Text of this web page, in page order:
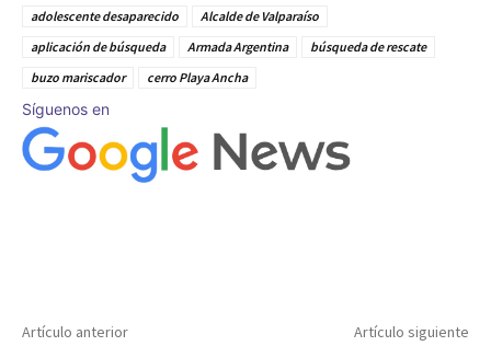
adolescente desaparecido
Alcalde de Valparaíso
aplicación de búsqueda
Armada Argentina
búsqueda de rescate
buzo mariscador
cerro Playa Ancha
Síguenos en
Artículo anterior Artículo siguiente